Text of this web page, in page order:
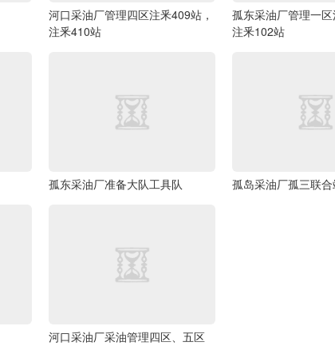
河口采油厂管理四区注釆409站，
注釆410站
孤东采油厂管理一区
注釆102站
孤东采油厂准备大队工具队 孤岛采油厂孤三联
河口采油厂采油管理四区、五区